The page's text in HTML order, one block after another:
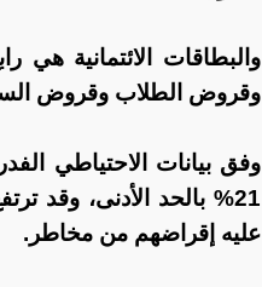
والبطاقات الائتمانية هي
وقروض الطلاب وقروض
وفق بيانات الاحتياطي
عليه إقراضهم من مخاطر.